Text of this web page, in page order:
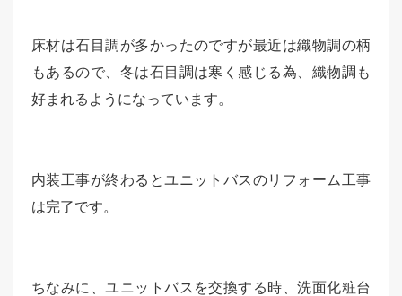
床材は石目調が多かったのですが最近は織物調の柄
もあるので、冬は石目調は寒く感じる為、織物調も
好まれるようになっています。
内装工事が終わるとユニットバスのリフォーム工事
は完了です。
ちなみに、ユニットバスを交換する時、洗面化粧台